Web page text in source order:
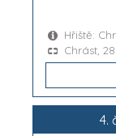
Hřiště:
Chrást,
4.